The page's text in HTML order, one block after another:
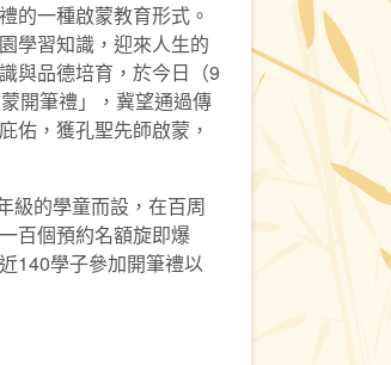
的一種啟蒙教育形式。
學習知識，迎來人生的
與品德培育，於今日（9
開筆禮」，冀望通過傳
佑，獲孔聖先師啟蒙，
級的學童而設，在百周
百個預約名額旋即爆
140學子參加開筆禮以